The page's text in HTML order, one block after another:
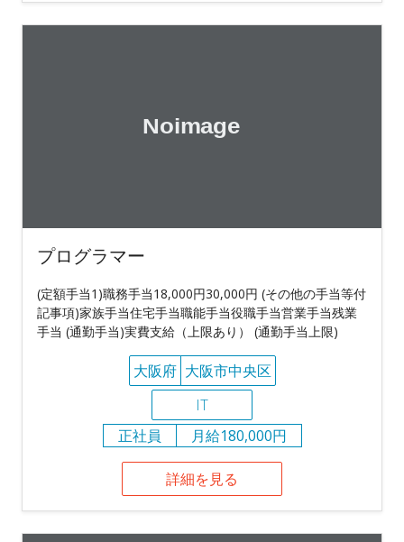
プログラマー
(定額手当1)職務手当18,000円30,000円 (その他の手当等付
記事項)家族手当住宅手当職能手当役職手当営業手当残業
手当 (通勤手当)実費支給（上限あり） (通勤手当上限)
大阪府 大阪市中央区
IT
正社員
月給180,000円
詳細を見る